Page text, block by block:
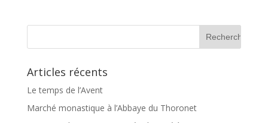
Articles récents
Le temps de l’Avent
Marché monastique à l’Abbaye du Thoronet